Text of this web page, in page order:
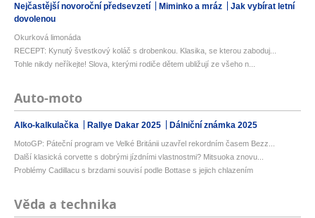
Nejčastější novoroční předsevzetí Miminko a mráz
Jak vybírat letní
dovolenou
Okurková limonáda
RECEPT: Kynutý švestkový koláč s drobenkou. Klasika, se kterou zaboduj...
Tohle nikdy neříkejte! Slova, kterými rodiče dětem ubližují ze všeho n...
Auto-moto
Alko-kalkulačka Rallye Dakar 2025 Dálniční známka 2025
MotoGP: Páteční program ve Velké Británii uzavřel rekordním časem Bezz...
Další klasická corvette s dobrými jízdními vlastnostmi? Mitsuoka znovu...
Problémy Cadillacu s brzdami souvisí podle Bottase s jejich chlazením
Věda a technika